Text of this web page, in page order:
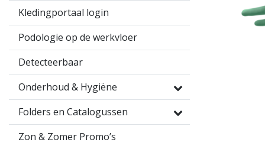
Kledingportaal login
Podologie op de werkvloer
Detecteerbaar
Onderhoud & Hygiëne
Folders en Catalogussen
Zon & Zomer Promo’s